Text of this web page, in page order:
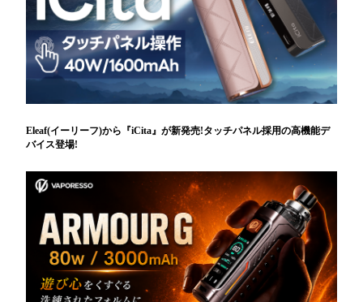
Eleaf(イーリーフ)から『iCita』が新発売!タッチパネル採用の高機能デ
バイス登場!